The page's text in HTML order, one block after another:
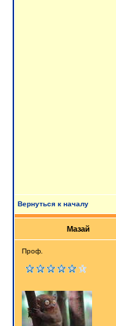
Вернуться к началу
Мазай
Проф.